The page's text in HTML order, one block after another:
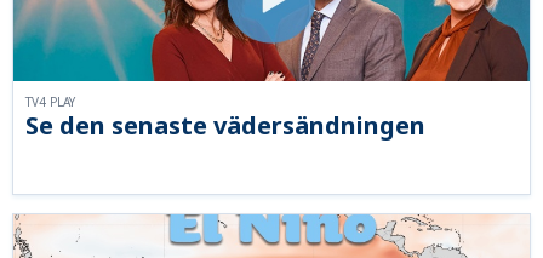
Se den senaste vädersändningen
TV4 PLAY